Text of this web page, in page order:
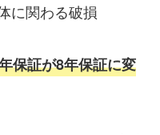
に関わる破損
保証が8年保証に変